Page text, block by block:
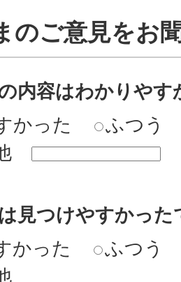
のご意見をお
内容はわかりやす
かった
ふつう
見つけやすかった
かった
ふつう